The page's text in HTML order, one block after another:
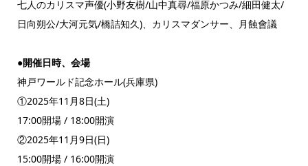
七人のカリスマ声優(小野友樹/山中真尋/福原かつみ/細田健太/
日向朔公/大河元気/橋詰知久)、カリスマダンサー、月蝕會議
●開催日時、会場
神戸ワールド記念ホール(兵庫県)
①2025年11月8日(土)
17:00開場 / 18:00開演
②2025年11月9日(日)
15:00開場 / 16:00開演